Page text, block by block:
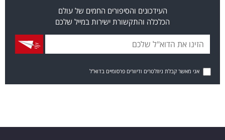
העידכונים והסיפורים החמים של עולם
הכלכלה והתקשורת ישירות במייל שלכם
אני מאשר קבלת ניוזלטרים ודיוורים פרסומיים בדוא"ל